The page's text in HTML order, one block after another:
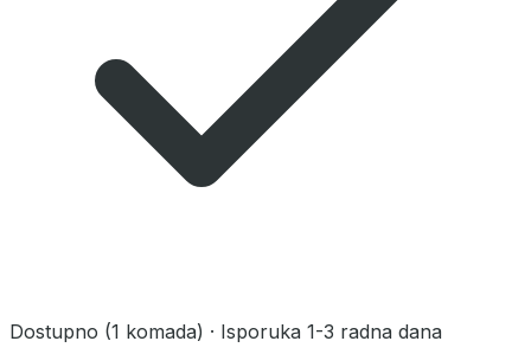
Dostupno (1 komada) · Isporuka 1-3 radna dana